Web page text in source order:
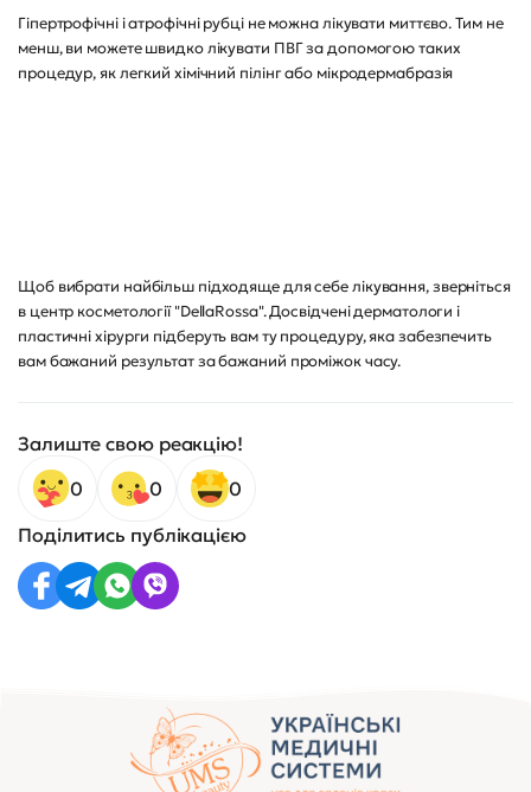
Гіпертрофічні і атрофічні рубці не можна лікувати миттєво. Тим не
менш, ви можете швидко лікувати ПВГ за допомогою таких
процедур, як легкий хімічний пілінг або мікродермабразія
Щоб вибрати найбільш підходяще для себе лікування, зверніться
в центр косметології "DellaRossa". Досвідчені дерматологи і
пластичні хірурги підберуть вам ту процедуру, яка забезпечить
вам бажаний результат за бажаний проміжок часу.
Залиште свою реакцію!
0
0
0
Поділитись публікацією